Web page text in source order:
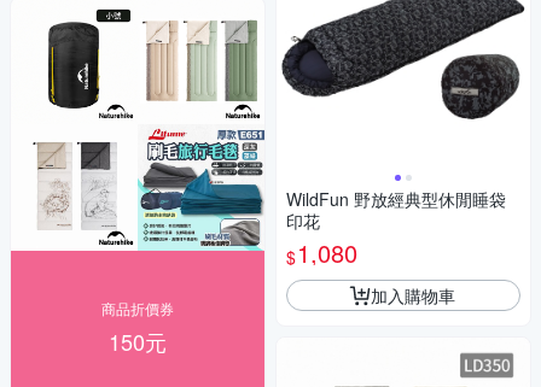
商品折價券
150元
WildFun 野放經典型休閒睡袋
印花
$1,080
加入購物車